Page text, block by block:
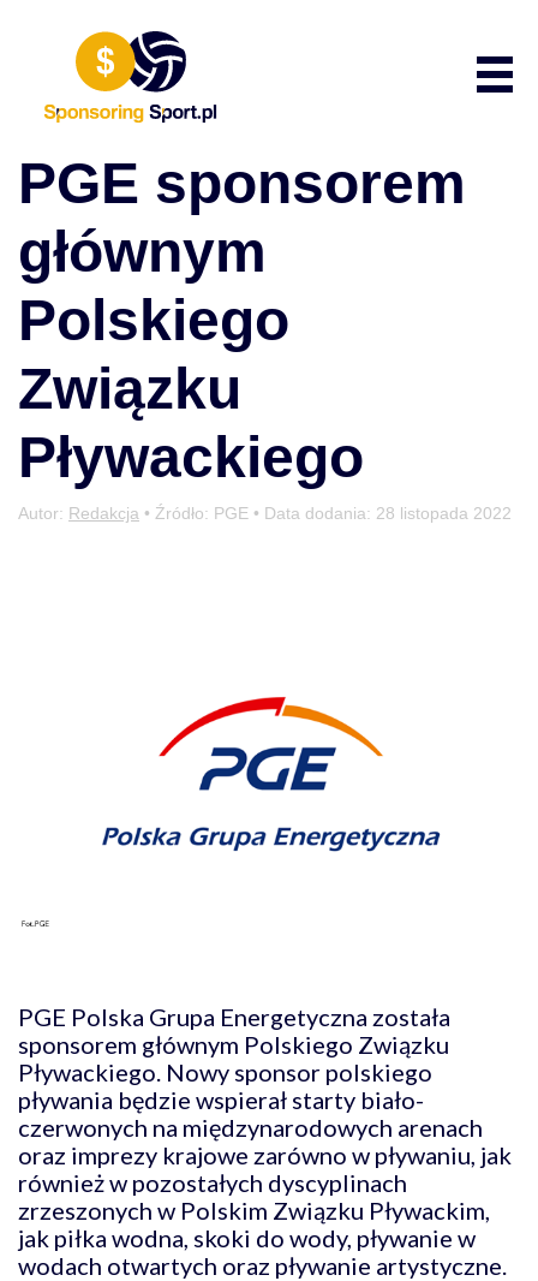
PGE sponsorem
głównym
Polskiego
Związku
Pływackiego
Autor: Redakcja • Źródło: PGE • Data dodania: 28 listopada 2022
PGE Polska Grupa Energetyczna została
sponsorem głównym Polskiego Związku
Pływackiego. Nowy sponsor polskiego
pływania będzie wspierał starty biało-
czerwonych na międzynarodowych arenach
oraz imprezy krajowe zarówno w pływaniu, jak
również w pozostałych dyscyplinach
zrzeszonych w Polskim Związku Pływackim,
jak piłka wodna, skoki do wody, pływanie w
wodach otwartych oraz pływanie artystyczne.